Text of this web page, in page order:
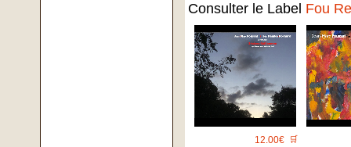
Consulter le Label Fou
12.00€ 🛒